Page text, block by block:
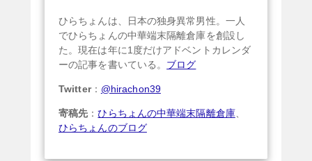
ひらちょんは、日本の独身異常男性。一人
でひらちょんの中華端末隔離倉庫を創設し
た。現在は年に1度だけアドベントカレンダ
ーの記事を書いている。 ブログ
Twitter： @hirachon39
寄稿先 ：ひらちょんの中華端末隔離倉庫、
ひらちょんのブログ